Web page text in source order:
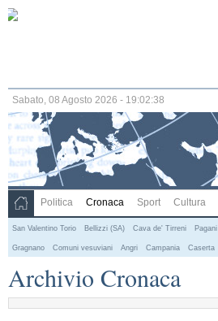
Sabato, 08 Agosto 2026 - 19:02:38
Politica Cronaca Sport Cultura
San Valentino Torio Bellizzi (SA) Cava de' Tirreni Pagani
Gragnano Comuni vesuviani Angri Campania Caserta
Archivio Cronaca